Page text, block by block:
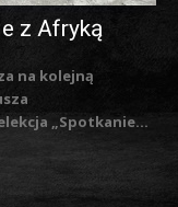
z Afryką
na kolejną
pt. Spotkanie z Afryką. Prelekcja „Spotkanie...